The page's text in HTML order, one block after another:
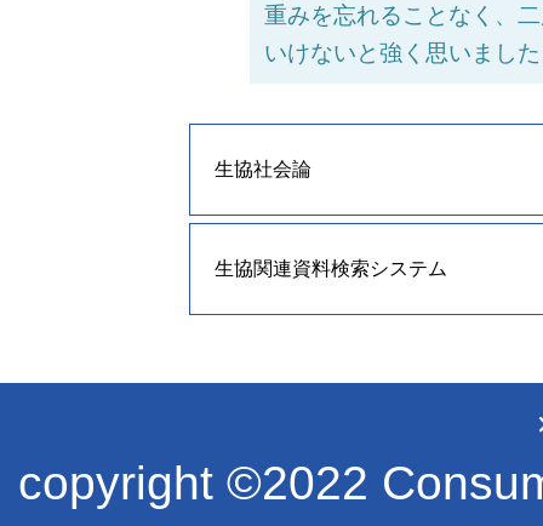
重みを忘れることなく、
いけないと強く思いまし
生協社会論
生協関連資料検索システム
copyright ©2022